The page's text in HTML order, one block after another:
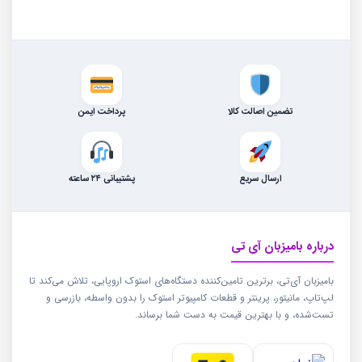
تضمین اصالت کالا پرداخت ایمن
ارسال سریع پشتیبانی ۲۴ ساعته
درباره بامیزبان آی تی
بامیزبان آی‌تی، برترین تامین‌کننده دستگاه‌های استوک اروپایی، تلاش می‌کند تا
لپ‌تاپ، مانیتور، پرینتر و قطعات کامپیوتر استوک را بدون واسطه، بازرسی و
تست‌شده، و با بهترین قیمت به دست شما برساند.